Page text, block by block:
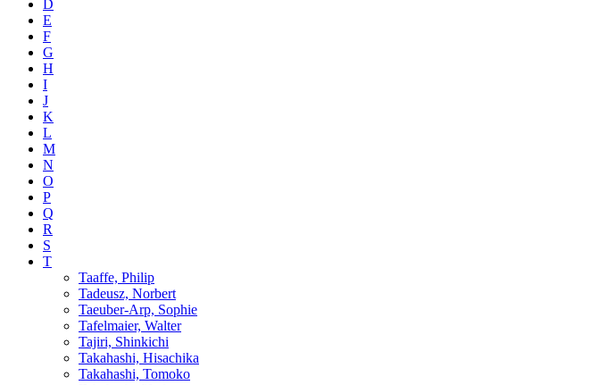
D
E
F
G
H
I
J
K
L
M
N
O
P
Q
R
S
T
Taaffe, Philip
Tadeusz, Norbert
Taeuber-Arp, Sophie
Tafelmaier, Walter
Tajiri, Shinkichi
Takahashi, Hisachika
Takahashi, Tomoko